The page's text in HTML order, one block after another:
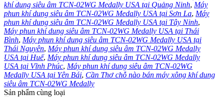
khí dung siêu âm TCN-02WG Medally USA tại Quảng Ninh, Máy
phun khí dung siêu âm TCN-02WG Medally USA tại Sơn La, Máy
phun khí dung siêu âm TCN-02WG Medally USA tại Tây Ninh,
Máy phun khí dung siêu âm TCN-02WG Medally USA tại Thái
Bình, Máy phun khí dung siêu âm TCN-02WG Medally USA tại
Thái Nguyên, Máy phun khí dung siêu âm TCN-02WG Medally
USA tại Huế, Máy phun khí dung siêu âm TCN-02WG Medally
USA tại Vĩnh Phúc, Máy phun khí dung siêu âm TCN-02WG
Medally USA tại Yên Bái, Cần Thơ chỗ nào bán máy xông khí dung
siêu âm TCN-02WG Medally
Sản phẩm cùng loại